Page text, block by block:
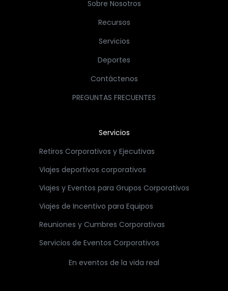
Sobre Nosotros
Recursos
Servicios
Deportes
Contáctenos
PREGUNTAS FRECUENTES
Servicios
Retiros Corporativos y Ejecutivas
Viajes deportivos corporativos
Viajes y Eventos para Grupos Corporativos
Viajes de Incentivo para Equipos
Reuniones y Cumbres Corporativas
Servicios de Eventos Corporativos
En eventos de la vida real